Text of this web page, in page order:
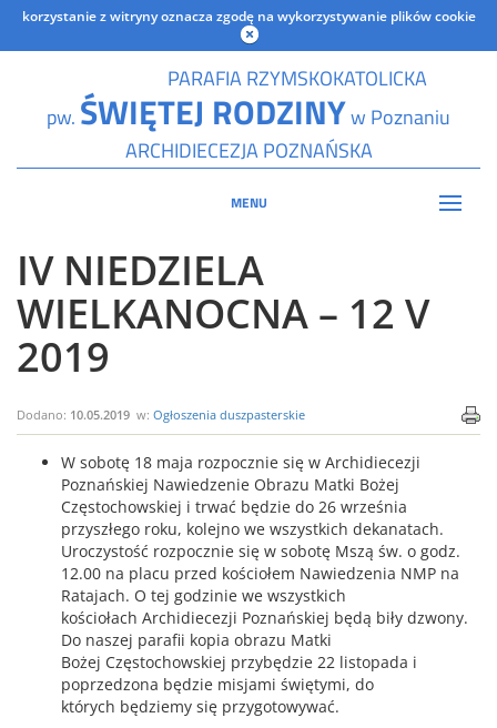
korzystanie z witryny oznacza zgodę na wykorzystywanie plików cookie
PARAFIA RZYMSKOKATOLICKA
pw. ŚWIĘTEJ RODZINYw Poznaniu
ARCHIDIECEZJA POZNAŃSKA
MENU
IV NIEDZIELA
WIELKANOCNA – 12 V
2019
Dodano: 10.05.2019 w: Ogłoszenia duszpasterskie
W sobotę 18 maja rozpocznie się w Archidiecezji
Poznańskiej Nawiedzenie Obrazu Matki Bożej
Częstochowskiej i trwać będzie do 26 września
przyszłego roku, kolejno we wszystkich dekanatach.
Uroczystość rozpocznie się w sobotę Mszą św. o godz.
12.00 na placu przed kościołem Nawiedzenia NMP na
Ratajach. O tej godzinie we wszystkich
kościołach Archidiecezji Poznańskiej będą biły dzwony.
Do naszej parafii kopia obrazu Matki
Bożej Częstochowskiej przybędzie 22 listopada i
poprzedzona będzie misjami świętymi, do
których będziemy się przygotowywać.